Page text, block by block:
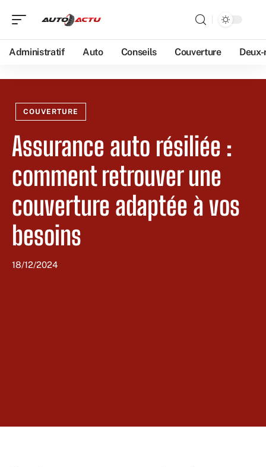
Administratif Auto Conseils Couverture
COUVERTURE
Assurance auto résiliée :
comment retrouver une
couverture adaptée à vos
besoins
18/12/2024